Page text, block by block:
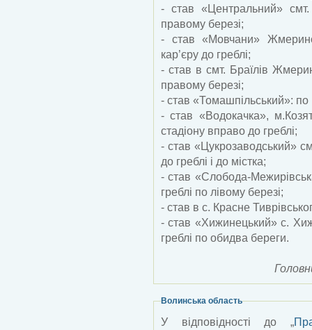
- став «Центральний»
правому березі;
- став «Мовчани»
кар’єру до греблі;
- став в смт. Браїлів
правому березі;
- став «Томашпільський»: по
- став «Водокачка»,
стадіону вправо до греблі;
- став «Цукрозаводський»
до греблі і до містка;
- став «Слобода-
греблі по лівому березі;
- став в с. Красне
- став «Хижинецький» с.
греблі по обидва береги.
Волинська область
У відповідності до „